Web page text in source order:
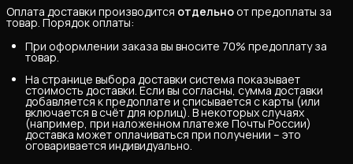
Оплата доставки производится отдельно от предоплаты за
товар. Порядок оплаты:
При оформлении заказа вы вносите 70% предоплату за
товар.
На странице выбора доставки система показывает
стоимость доставки. Если вы согласны, сумма доставки
добавляется к предоплате и списывается с карты (или
включается в счёт для юрлиц). В некоторых случаях
(например, при наложенном платеже Почты России)
доставка может оплачиваться при получении – это
оговаривается индивидуально.